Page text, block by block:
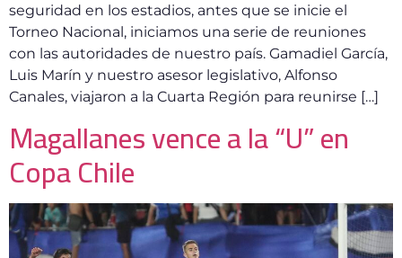
seguridad en los estadios, antes que se inicie el
Torneo Nacional, iniciamos una serie de reuniones
con las autoridades de nuestro país. Gamadiel García,
Luis Marín y nuestro asesor legislativo, Alfonso
Canales, viajaron a la Cuarta Región para reunirse […]
Magallanes vence a la “U” en
Copa Chile